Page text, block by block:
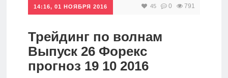
Инвестиции
Дивиденды
14:16, 01 НОЯБРЯ 2016 45 0 791
Трейдинг по волнам
Выпуск 26 Форекс
прогноз 19 10 2016